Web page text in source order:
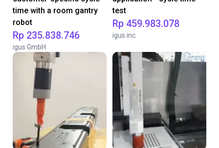
time with a room gantry
robot
Rp 235.838.746
igus GmbH
test
Rp 459.983.078
igus inc.